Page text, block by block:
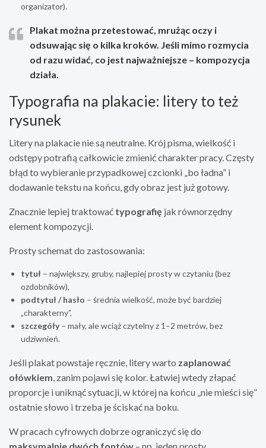
organizator).
Plakat można przetestować, mrużąc oczy i
odsuwając się o kilka kroków. Jeśli mimo rozmycia
od razu widać, co jest najważniejsze – kompozycja
działa.
Typografia na plakacie: litery to też
rysunek
Litery na plakacie nie są neutralne. Krój pisma, wielkość i
odstępy potrafią całkowicie zmienić charakter pracy. Częsty
błąd to wybieranie przypadkowej czcionki „bo ładna” i
dodawanie tekstu na końcu, gdy obraz jest już gotowy.
Znacznie lepiej traktować typografię jak równorzędny
element kompozycji.
Prosty schemat do zastosowania:
tytuł – największy, gruby, najlepiej prosty w czytaniu (bez
ozdobników),
podtytuł / hasło – średnia wielkość, może być bardziej
„charakterny”,
szczegóły– mały, ale wciąż czytelny z 1–2 metrów, bez
udziwnień.
Jeśli plakat powstaje ręcznie, litery warto zaplanować
ołówkiem , zanim pojawi się kolor. Łatwiej wtedy złapać
proporcje i uniknąć sytuacji, w której na końcu „nie mieści się”
ostatnie słowo i trzeba je ściskać na boku.
W pracach cyfrowych dobrze ograniczyć się do